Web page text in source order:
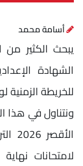
أسامة محمد
يبحث الكثير من
للخريطة الزمنية
ونتناول في هذا
لامتحانات